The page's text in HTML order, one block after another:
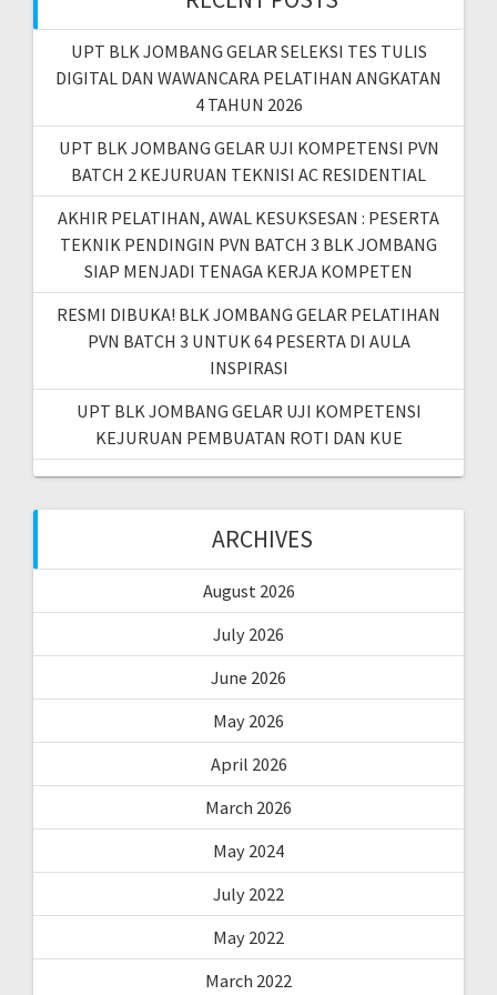
o
r
:
UPT BLK JOMBANG GELAR SELEKSI TES TULIS
DIGITAL DAN WAWANCARA PELATIHAN ANGKATAN
4 TAHUN 2026
UPT BLK JOMBANG GELAR UJI KOMPETENSI PVN
BATCH 2 KEJURUAN TEKNISI AC RESIDENTIAL
AKHIR PELATIHAN, AWAL KESUKSESAN : PESERTA
TEKNIK PENDINGIN PVN BATCH 3 BLK JOMBANG
SIAP MENJADI TENAGA KERJA KOMPETEN
RESMI DIBUKA! BLK JOMBANG GELAR PELATIHAN
PVN BATCH 3 UNTUK 64 PESERTA DI AULA
INSPIRASI
UPT BLK JOMBANG GELAR UJI KOMPETENSI
KEJURUAN PEMBUATAN ROTI DAN KUE
ARCHIVES
August 2026
July 2026
June 2026
May 2026
April 2026
March 2026
May 2024
July 2022
May 2022
March 2022